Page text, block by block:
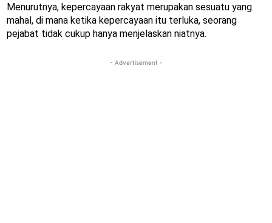
Menurutnya, kepercayaan rakyat merupakan sesuatu yang
mahal, di mana ketika kepercayaan itu terluka, seorang
pejabat tidak cukup hanya menjelaskan niatnya.
- Advertisement -